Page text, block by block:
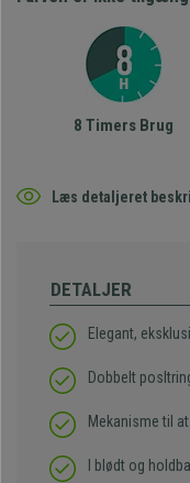
8 Timers Brug
Læs detaljeret
DETALJER
Elegant,
Dobbelt
Mekanisme til
I blødt og